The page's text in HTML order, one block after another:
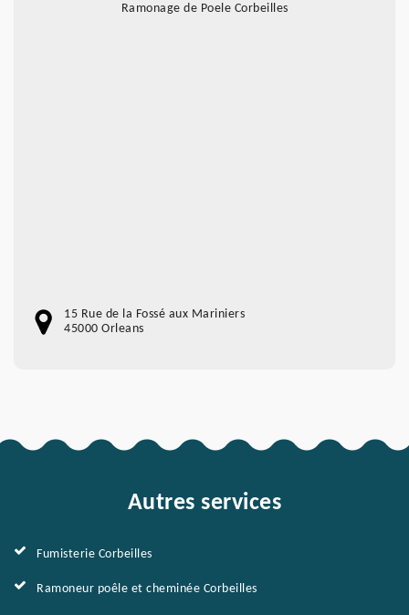
Ramonage de Poele Corbeilles
15 Rue de la Fossé aux Mariniers
45000 Orleans
Autres services
Fumisterie Corbeilles
Ramoneur poêle et cheminée Corbeilles